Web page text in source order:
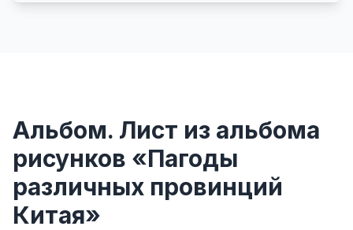
Альбом. Лист из альбома
рисунков «Пагоды
различных провинций
Китая»